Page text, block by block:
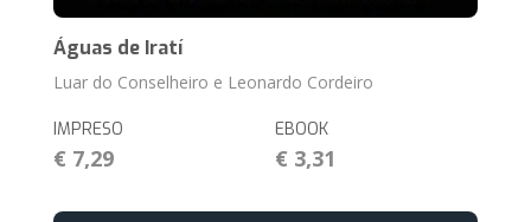
Águas de Iratí
Luar do Conselheiro e Leonardo Cordeiro
IMPRESO
€ 7,29
EBOOK
€ 3,31